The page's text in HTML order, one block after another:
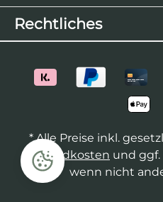
Rechtliches
* Alle Preise inkl.
Versandkosten und
wenn nicht